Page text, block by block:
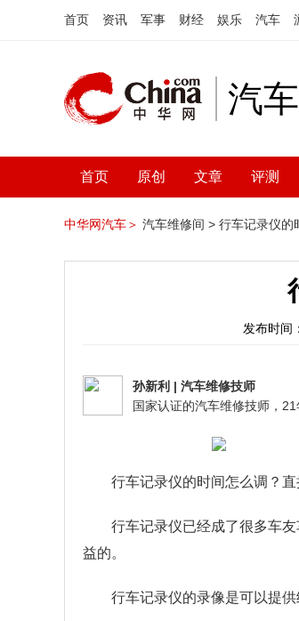
首页 资讯 军事 财经 娱乐 汽车
汽车
首页 原创 文章 评测
中华网汽车＞ 汽车维修间 > 行车记录仪的
发布时间
孙新利 | 汽车维修技师
行车记录仪的时间怎么调？ 直
行车记录仪已经成了很多车
益的。
行车记录仪的录像是可以提供